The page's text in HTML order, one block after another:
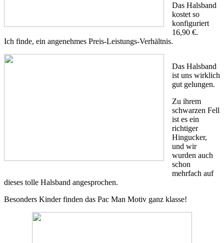
Das Halsband
kostet so
konfiguriert
16,90 €.
Ich finde, ein angenehmes Preis-Leistungs-Verhältnis.
Das Halsband
ist uns wirklich
gut gelungen.
Zu ihrem
schwarzen Fell
ist es ein
richtiger
Hingucker,
und wir
wurden auch
schon
mehrfach auf
dieses tolle Halsband angesprochen.
Besonders Kinder finden das Pac Man Motiv ganz klasse!